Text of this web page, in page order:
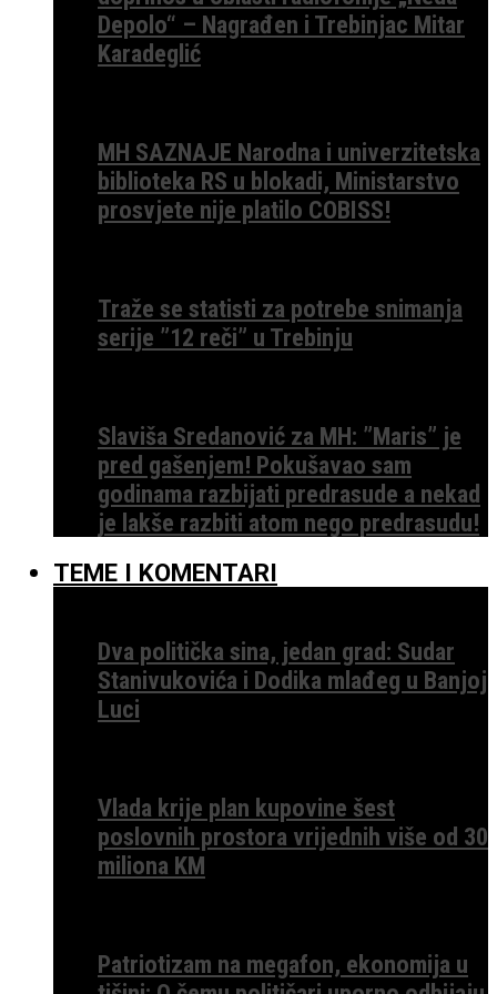
Depolo“ – Nagrađen i Trebinjac Mitar
Karadeglić
MH SAZNAJE Narodna i univerzitetska
biblioteka RS u blokadi, Ministarstvo
prosvjete nije platilo COBISS!
Traže se statisti za potrebe snimanja
serije ”12 reči” u Trebinju
Slaviša Sredanović za MH: ”Maris” je
pred gašenjem! Pokušavao sam
godinama razbijati predrasude a nekad
je lakše razbiti atom nego predrasudu!
TEME I KOMENTARI
Dva politička sina, jedan grad: Sudar
Stanivukovića i Dodika mlađeg u Banjoj
Luci
Vlada krije plan kupovine šest
poslovnih prostora vrijednih više od 30
miliona KM
Patriotizam na megafon, ekonomija u